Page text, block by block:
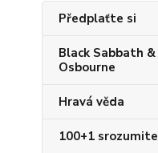
Předplaťte si
Black Sabbath &
Osbourne
Hravá věda
100+1